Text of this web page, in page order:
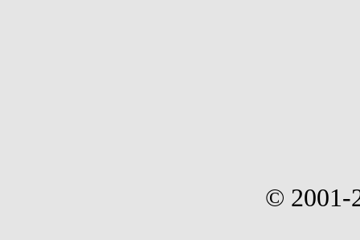
© 2001-